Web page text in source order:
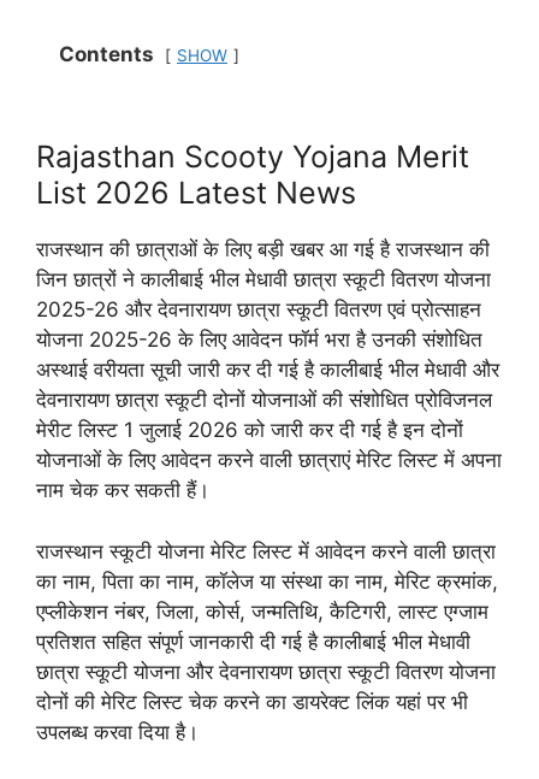
Contents SHOW
Rajasthan Scooty Yojana Merit
List 2026 Latest News
राजस्थान की छात्राओं के लिए बड़ी खबर आ गई है राजस्थान की
जिन छात्रों ने कालीबाई भील मेधावी छात्रा स्कूटी वितरण योजना
2025-26 और देवनारायण छात्रा स्कूटी वितरण एवं प्रोत्साहन
योजना 2025-26 के लिए आवेदन फॉर्म भरा है उनकी संशोधित
अस्थाई वरीयता सूची जारी कर दी गई है कालीबाई भील मेधावी और
देवनारायण छात्रा स्कूटी दोनों योजनाओं की संशोधित प्रोविजनल
मेरीट लिस्ट 1 जुलाई 2026 को जारी कर दी गई है इन दोनों
योजनाओं के लिए आवेदन करने वाली छात्राएं मेरिट लिस्ट में अपना
नाम चेक कर सकती हैं।
राजस्थान स्कूटी योजना मेरिट लिस्ट में आवेदन करने वाली छात्रा
का नाम, पिता का नाम, कॉलेज या संस्था का नाम, मेरिट क्रमांक,
एप्लीकेशन नंबर, जिला, कोर्स, जन्मतिथि, कैटिगरी, लास्ट एग्जाम
प्रतिशत सहित संपूर्ण जानकारी दी गई है कालीबाई भील मेधावी
छात्रा स्कूटी योजना और देवनारायण छात्रा स्कूटी वितरण योजना
दोनों की मेरिट लिस्ट चेक करने का डायरेक्ट लिंक यहां पर भी
उपलब्ध करवा दिया है।